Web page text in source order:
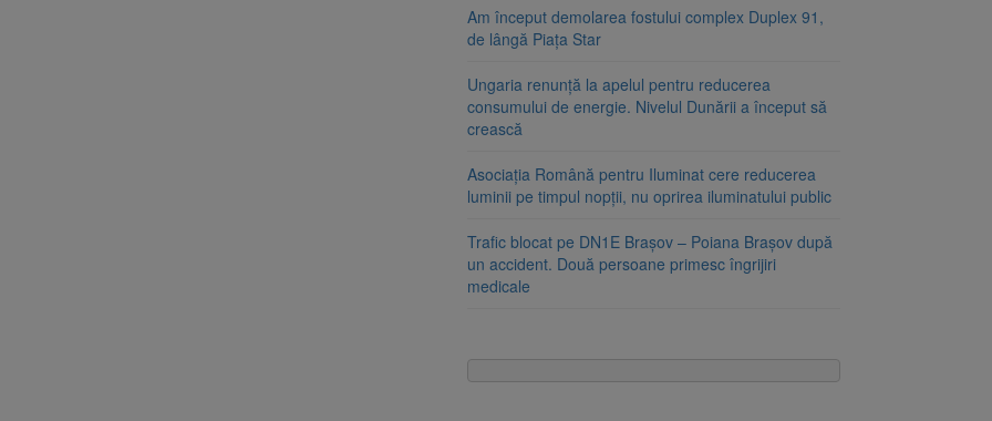
Am început demolarea fostului complex Duplex 91,
de lângă Piața Star
Ungaria renunță la apelul pentru reducerea
consumului de energie. Nivelul Dunării a început să
crească
Asociația Română pentru Iluminat cere reducerea
luminii pe timpul nopții, nu oprirea iluminatului public
Trafic blocat pe DN1E Brașov – Poiana Brașov după
un accident. Două persoane primesc îngrijiri
medicale